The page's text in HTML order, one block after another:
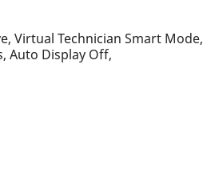
Virtual Technician Smart Mode,
Auto Display Off,